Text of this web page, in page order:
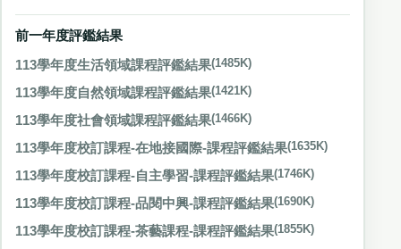
前一年度評鑑結果
113學年度生活領域課程評鑑結果(1485K)
113學年度自然領域課程評鑑結果(1421K)
113學年度社會領域課程評鑑結果(1466K)
113學年度校訂課程-在地接國際-課程評鑑結果(1635K)
113學年度校訂課程-自主學習-課程評鑑結果(1746K)
113學年度校訂課程-品閱中興-課程評鑑結果(1690K)
113學年度校訂課程-茶藝課程-課程評鑑結果(1855K)